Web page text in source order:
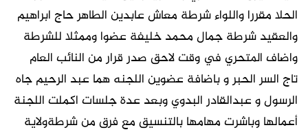
الحلا مقررا واللواء شرطة معاش عابدين الطاهر حاج ابراهيم
والعقيد شرطة جمال محمد خليفة عضوا وممثلا للشرطة
واضاف المتحري في وقت لاحق صدر قرار من النائب العام
تاج السر الحبر و باضافة عضوين اللجنه هما عبد الرحيم جاه
الرسول و عبدالقادر البدوي وبعد عدة جلسات اكملت اللجنة
أعمالها وباشرت مهامها بالتنسيق مع فرق من شرطةولاية